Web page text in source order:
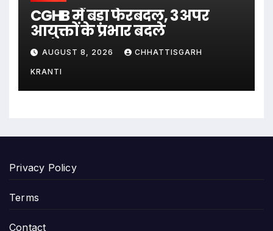
CGHB में बड़ा फेरबदल, 3 अपर
आयुक्तों के प्रभार बदले
AUGUST 8, 2026 CHHATTISGARH
KRANTI
Privacy Policy
Terms
Contact